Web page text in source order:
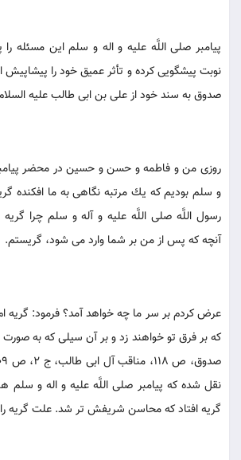
پيامبر صلى اللَّه عليه و اله و سلم اين مسئله
نوبت پيشگويى كرده و تأثر عميق خود را پيشاپيش
صدوق به سند خود از على بن ابى طالب عليه
روزى من و فاطمه و حسن و حسين در محضر
و سلم بوديم كه يك مرتبه نگاهى به ما افكنده
رسول اللَّه صلى اللَّه عليه و آله و سلم چرا
آنچه كه پس از من بر شما وارد مى شود، گريستم.
عرض كردم بر سر ما چه خواهد آمد؟ فرمود: گريه
كه بر فرق تو خواهند زد و بر آن سيلى كه به صورت
نقل شده كه پيامبر صلى اللَّه عليه و اله و سلم
گريه افتاد كه محاسن شريفش تر شد. علت گريه